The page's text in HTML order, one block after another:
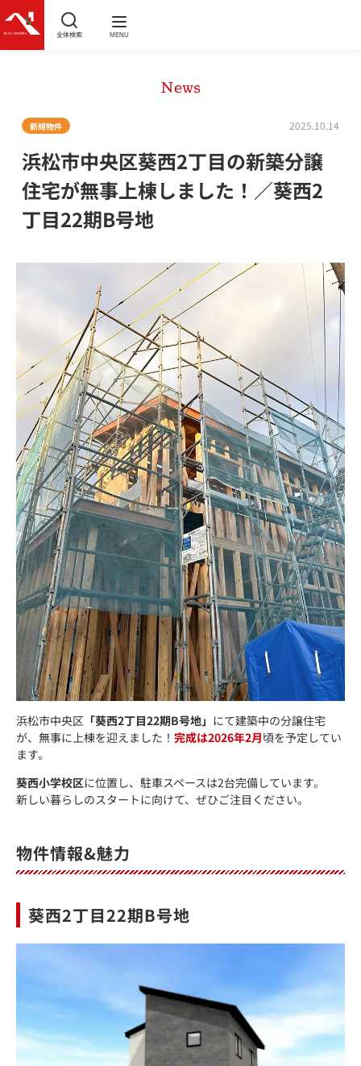
全体検索 MENU
News
新規物件 2025.10.14
浜松市中央区葵西2丁目の新築分譲
住宅が無事上棟しました！／葵西2
丁目22期B号地
浜松市中央区 「葵西2丁目22期B号地」 にて建築中の分譲住宅
が、無事に上棟を迎えました！ 完成は2026年2月頃を予定してい
ます。
葵西小学校区に位置し、駐車スペースは2台完備しています。
新しい暮らしのスタートに向けて、ぜひご注目ください。
物件情報&魅力
葵西2丁目22期B号地